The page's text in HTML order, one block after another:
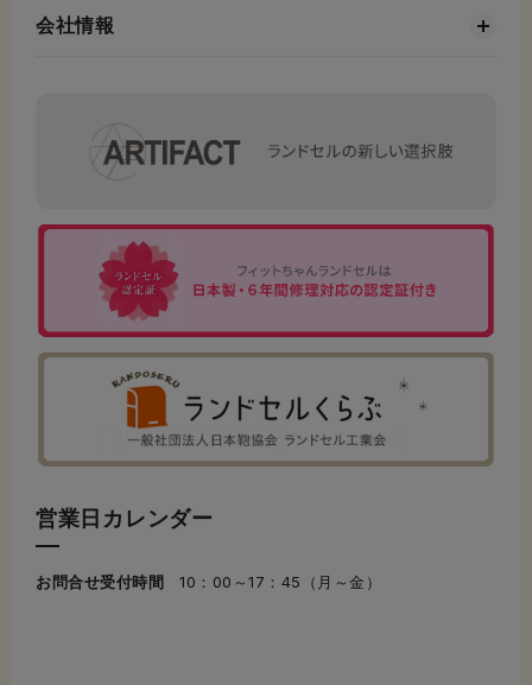
会社情報
営業日カレンダー
お問合せ受付時間 10：00～17：45（月～金）